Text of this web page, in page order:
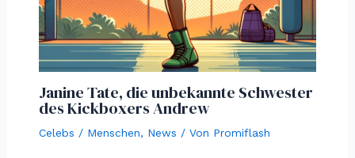
Janine Tate, die unbekannte Schwester
des Kickboxers Andrew
Celebs / Menschen, News / Von Promiflash